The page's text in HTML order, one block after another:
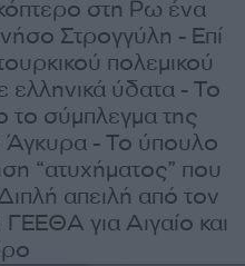
στη Ρω ένα
Στρογγύλη - Επί
πολεμικού
ελληνικά ύδατα - Το
το σύμπλεγμα της
Άγκυρα - Το ύπουλο
“ατυχήματος” που
απειλή από τον
για Αιγαίο και